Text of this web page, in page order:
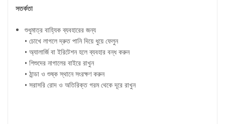
সতর্কতা
শুধুমাত্র বাহ্যিক ব্যবহারের জন্য
• চোখে লাগলে দ্রুত পানি দিয়ে ধুয়ে ফেলুন
• অ্যালার্জি বা ইরিটেশন হলে ব্যবহার বন্ধ করুন
• শিশুদের নাগালের বাইরে রাখুন
• ঠান্ডা ও শুষ্ক স্থানে সংরক্ষণ করুন
• সরাসরি রোদ ও অতিরিক্ত গরম থেকে দূরে রাখুন